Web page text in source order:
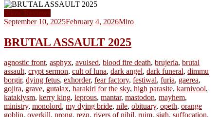
Show Reviews
September 10, 2025February 4, 2026Miro
BRUTAL ASSAULT 2025
agnostic front, asphyx, avulsed, blood fire death, brujeria, brutal
assault, crypt sermon, cult of luna, dark angel, dark funeral, dimmu
borgir, dying fetus, exhorder, fear factory, festiwal, furia, gaerea,
gojira, grave, gutalax, harakiri for the sky, high parasite, karnivool,
kataklysm, kerry king, leprous, mantar, mastodon, mayhem,
ministry, monolord, my dying bride, nile, obituary, opeth, orange
goblin, overkill, prong, rezn, rivers of nihil, ruim, sigh, suffocation,